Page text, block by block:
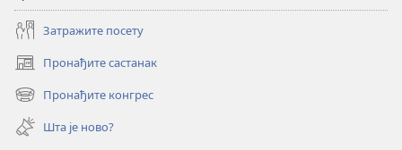
Затражите посету
Пронађите састанак
(отвара
нови
прозор)
Пронађите конгрес
(отвара
нови
прозор)
Шта је ново?